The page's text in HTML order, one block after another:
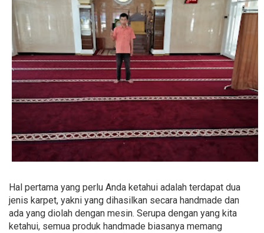
Hal pertama yang perlu Anda ketahui adalah terdapat dua
jenis karpet, yakni yang dihasilkan secara handmade dan
ada yang diolah dengan mesin. Serupa dengan yang kita
ketahui, semua produk handmade biasanya memang